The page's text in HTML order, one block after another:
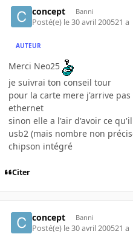
concept Banni
Posté(e) le 30 avril 200521 a
AUTEUR
Merci Neo25
je suivrai ton conseil tour
pour la carte mere j'arrive
ethernet
sinon elle a l'air d'avoir ce
usb2 (mais nombre non
chipson intégré
Citer
concept Banni
Posté(e) le 30 avril 200521 a